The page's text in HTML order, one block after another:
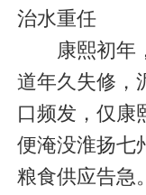
治水重任
康熙初年
道年久失修，
口频发，仅康
便淹没淮扬七
粮食供应告急